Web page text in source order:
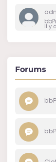
il y
Forums